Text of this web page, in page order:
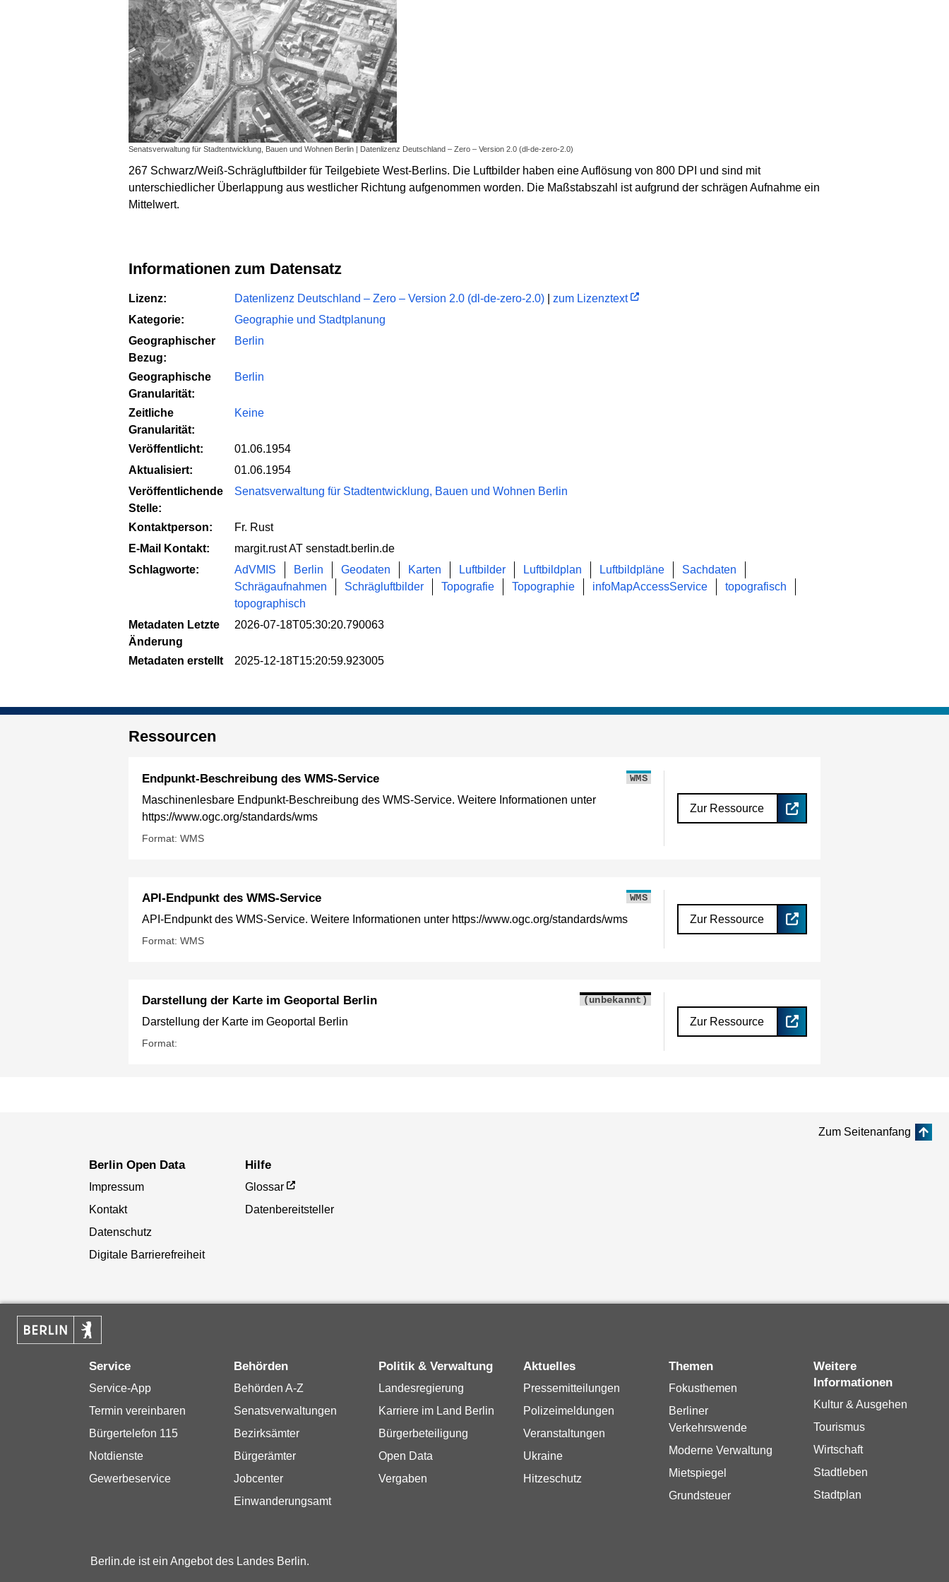
Senatsverwaltung für Stadtentwicklung, Bauen und Wohnen Berlin | Datenlizenz Deutschland – Zero – Version 2.0 (dl-de-zero-2.0)
267 Schwarz/Weiß-Schrägluftbilder für Teilgebiete West-Berlins. Die Luftbilder haben eine Auflösung von 800 DPI und sind mit
unterschiedlicher Überlappung aus westlicher Richtung aufgenommen worden. Die Maßstabszahl ist aufgrund der schrägen Aufnahme ein
Mittelwert.
Informationen zum Datensatz
Lizenz: Datenlizenz Deutschland – Zero – Version 2.0 (dl-de-zero-2.0)
zum Lizenztext
Kategorie:
Geographie und Stadtplanung
Geographischer
Bezug:
Berlin
Geographische
Granularität:
Berlin
Zeitliche
Granularität:
Keine
Veröffentlicht:
01.06.1954
Aktualisiert:
01.06.1954
Veröffentlichende
Stelle:
Senatsverwaltung für Stadtentwicklung, Bauen und Wohnen Berlin
Kontaktperson:
Fr. Rust
E-Mail Kontakt:
margit.rust AT senstadt.berlin.de
Schlagworte:
AdVMIS Berlin Geodaten Karten Luftbilder Luftbildplan Luftbildpläne
Sachdaten
Schrägaufnahmen
Schrägluftbilder Topografie Topographie infoMapAccessService
topografisch
topographisch
Metadaten Letzte
Änderung
2026-07-18T05:30:20.790063
Metadaten erstellt 2025-12-18T15:20:59.923005
Ressourcen
Endpunkt-Beschreibung des WMS-Service WMS
Maschinenlesbare Endpunkt-Beschreibung des WMS-Service. Weitere Informationen unter
https://www.ogc.org/standards/wms
Format: WMS
Zur Ressource
API-Endpunkt des WMS-Service WMS
API-Endpunkt des WMS-Service. Weitere Informationen unter https://www.ogc.org/standards/wms
Format: WMS
Zur Ressource
Darstellung der Karte im Geoportal Berlin (unbekannt)
Darstellung der Karte im Geoportal Berlin
Format:
Zur Ressource
Zum Seitenanfang
Berlin Open Data
Impressum
Kontakt
Datenschutz
Digitale Barrierefreiheit
Hilfe
Glossar
Datenbereitsteller
Service
Service-App
Termin vereinbaren
Bürgertelefon 115
Notdienste
Gewerbeservice
Behörden
Behörden A-Z
Senatsverwaltungen
Bezirksämter
Bürgerämter
Jobcenter
Einwanderungsamt
Politik & Verwaltung
Landesregierung
Karriere im Land Berlin
Bürgerbeteiligung
Open Data
Vergaben
Aktuelles
Pressemitteilungen
Polizeimeldungen
Veranstaltungen
Ukraine
Hitzeschutz
Themen
Fokusthemen
Berliner
Verkehrswende
Moderne Verwaltung
Mietspiegel
Grundsteuer
Weitere
Informationen
Kultur & Ausgehen
Tourismus
Wirtschaft
Stadtleben
Stadtplan
Berlin.de ist ein Angebot des Landes Berlin.